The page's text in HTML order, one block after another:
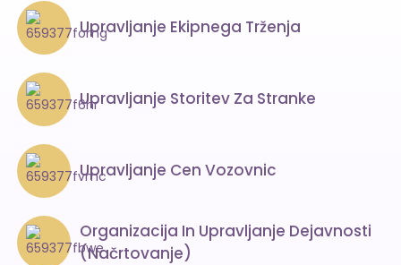
Upravljanje Ekipnega Trženja
Upravljanje Storitev Za Stranke
Upravljanje Cen Vozovnic
Organizacija In Upravljanje Dejavnosti
(načrtovanje)